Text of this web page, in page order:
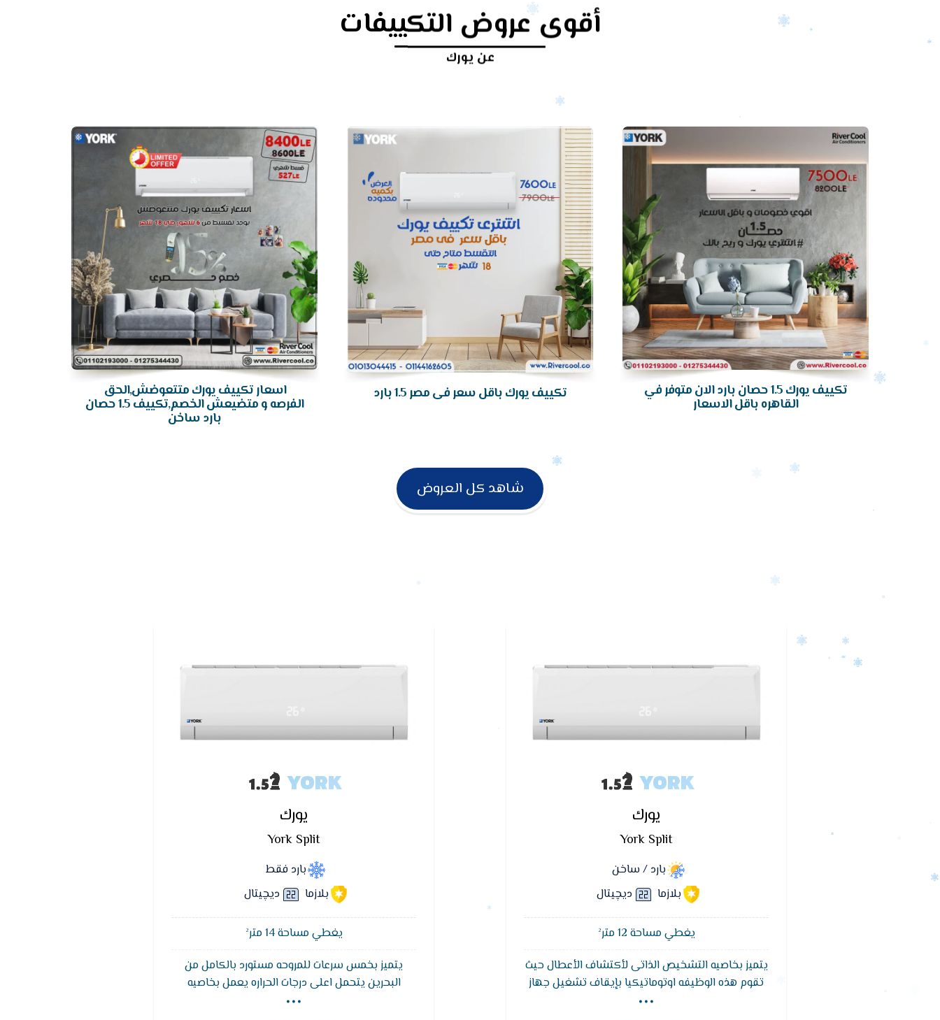
أقوى عروض التكييفات
عن يورك
اسعار تكييف يورك متتعوضش,الحق
الفرصه و متضيعش الخصم,تكييف 1.5 حصان
بارد ساخن
تكييف يورك باقل سعر فى مصر 1.5 بارد
تكييف
تكييف يورك 1.5 حصان بارد الان متوفر في
القاهره باقل الاسعار
شاهد كل العروض
YORK
يورك
York Split
بارد / ساخن
بلازما
ديچيتال
يغطي مساحة 12 متر²
يتميز بخاصيه التشخيص الذاتى لأكتشاف الأعطال حيث
تقوم هذه الوظيفه اوتوماتيكيا بإيقاف تشغيل جهاز
...
YORK
يورك
York Split
بارد فقط
بلازما
ديچيتال
يغطي مساحة 14 متر²
يتميز بخمس سرعات للمروحه مستورد بالكامل من
البحرين يتحمل اعلى درجات الحراره يعمل بخاصيه
التشغبل الاقتصادى أثناء فتره النوم لتوفير الاستهلاك
...